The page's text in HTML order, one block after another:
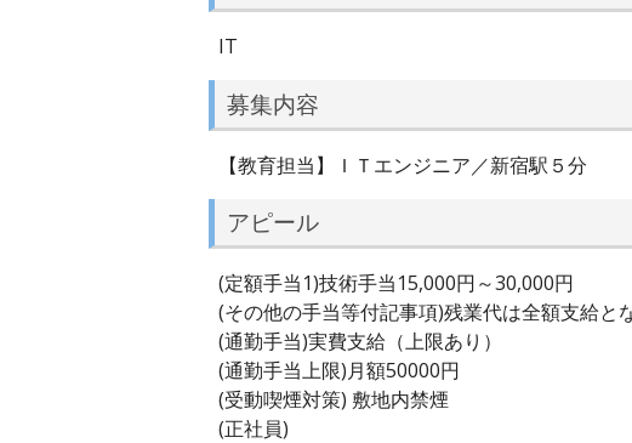
IT
募集内容
【教育担当】ＩＴエンジニア／新宿駅５分
アピール
(定額手当1)技術手当15,000円～30,000円
(その他の手当等付記事項)残業代は全額支給と
(通勤手当)実費支給（上限あり）
(通勤手当上限)月額50000円
(受動喫煙対策) 敷地内禁煙
(正社員)